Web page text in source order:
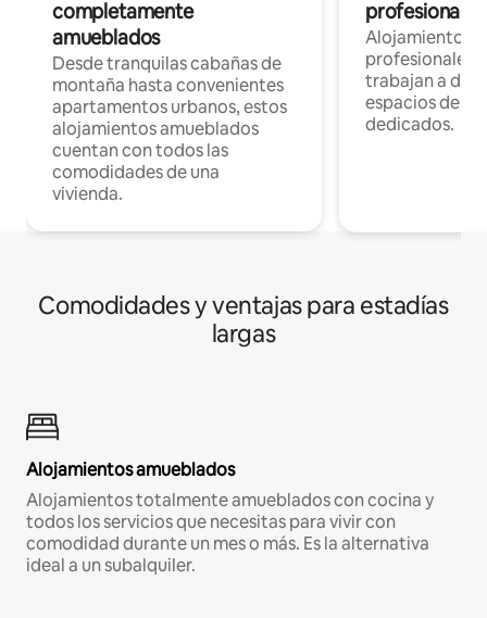
completamente
amueblados
Desde tranquilas cabañas de
montaña hasta convenientes
apartamentos urbanos, estos
alojamientos amueblados
cuentan con todos las
comodidades de una
vivienda.
Alojamientos
profesionales
trabajan a
espacios de
dedicados.
Comodidades y ventajas para estadías
largas
Alojamientos amueblados
Alojamientos totalmente amueblados con cocina y
todos los servicios que necesitas para vivir con
comodidad durante un mes o más. Es la alternativa
ideal a un subalquiler.